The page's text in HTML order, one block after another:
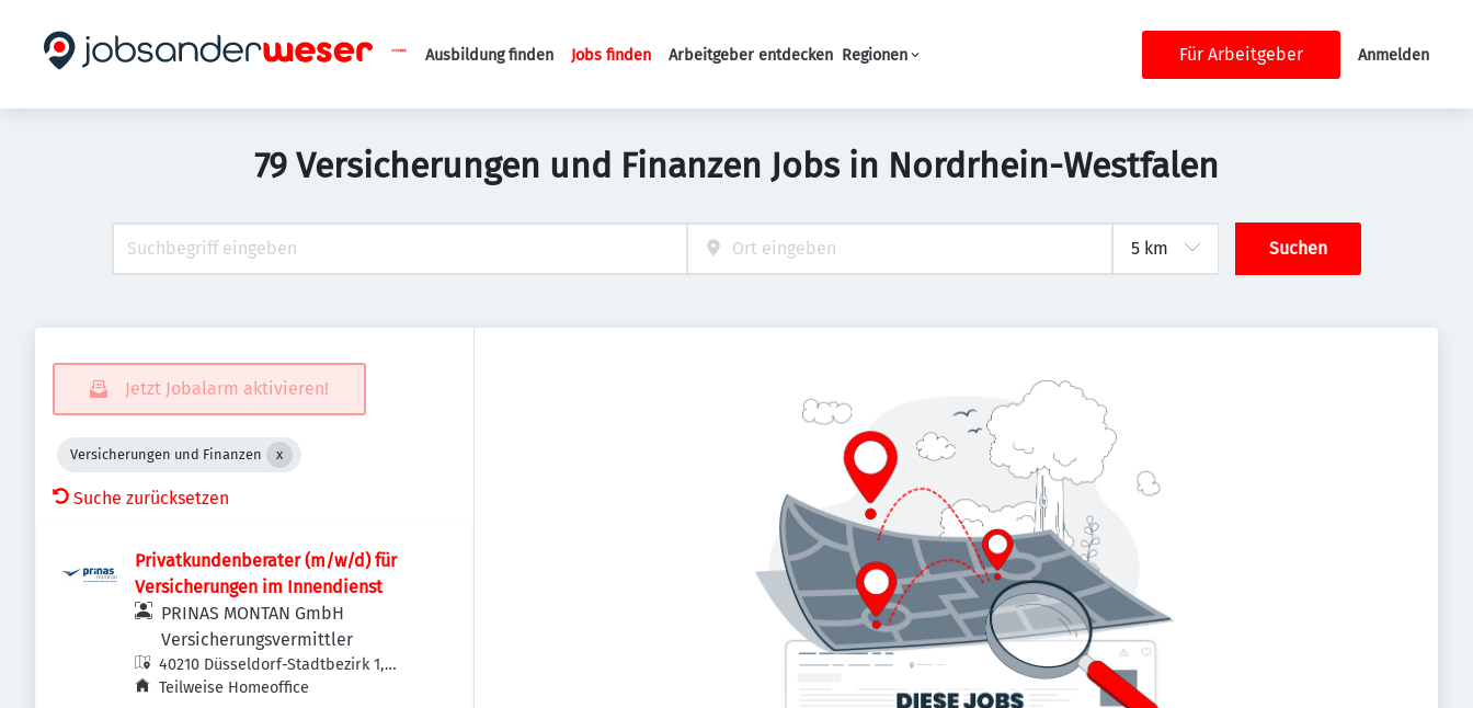
Haupt-Navigation
Ausbildung finden Jobs finden Arbeitgeber entdecken Regionen Für Arbeitgeber Anmelden
79 Versicherungen und Finanzen Jobs in Nordrhein-Westfalen
Suchen
Jetzt Jobalarm aktivieren!
Versicherungen und Finanzen
Suche zurücksetzen
Privatkundenberater (m/w/d) für
Versicherungen im Innendienst
PRINAS MONTAN GmbH
Versicherungsvermittler
40210 Düsseldorf-Stadtbezirk 1,
Deutschland
Teilweise Homeoffice